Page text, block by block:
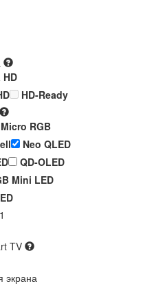
HD
HD-Ready
Micro RGB
Neo QLED
QD-OLED
Mini LED
TV
экрана